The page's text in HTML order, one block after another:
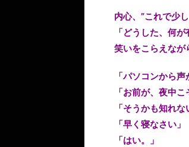
内心、”これで少
「どうした、何が
笑いをこらえなが
「パソコンから声
「お前が、夜中
「そうかも知れな
「早く寝なさい」
「はい。」